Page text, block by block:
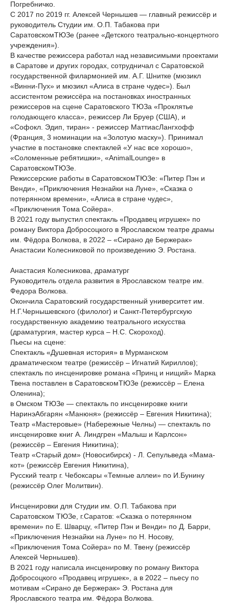
Погребничко.
С 2017 по 2019 гг. Алексей Чернышев — главный режиссёр и
руководитель Студии им. О.П. Табакова при
СаратовскомТЮЗе (ранее «Детского театрально-концертного
учреждения»).
В качестве режиссера работал над независимыми проектами
в Саратове и других городах, сотрудничал с Саратовской
государственной филармонией им. А.Г. Шнитке (мюзикл
«Винни-Пух» и мюзикл «Алиса в стране чудес»). Был
ассистентом режиссёра на постановках иностранных
режиссеров на сцене Саратовского ТЮЗа «Проклятье
голодающего класса», режиссер Ли Бруер (США), и
«Софокл. Эдип, тиран» - режиссер МаттиасЛангхофф
(Франция, 3 номинации на «Золотую маску»). Принимал
участие в постановке спектаклей «У нас все хорошо»,
«Соломенные ребятишки», «AnimalLounge» в
СаратовскомТЮЗе.
Режиссерские работы в СаратовскомТЮЗе: «Питер Пэн и
Венди», «Приключения Незнайки на Луне», «Сказка о
потерянном времени», «Алиса в стране чудес»,
«Приключения Тома Сойера».
В 2021 году выпустил спектакль «Продавец игрушек» по
роману Виктора Добросоцкого в Ярославском театре драмы
им. Фёдора Волкова, в 2022 – «Сирано де Бержерак»
Анастасии Колесниковой по произведению Э. Ростана.
Анастасия Колесникова, драматург
Руководитель отдела развития в Ярославском театре им.
Федора Волкова.
Окончила Саратовский государственный университет им.
Н.Г.Чернышевского (филолог) и Санкт-Петербургскую
государственную академию театрального искусства
(драматургия, мастер курса – Н.С. Скороход).
Пьесы на сцене:
Спектакль «Душевная история» в Мурманском
драматическом театре (режиссёр – Игнатий Кириллов);
спектакль по инсценировке романа «Принц и нищий» Марка
Твена поставлен в СаратовскомТЮЗе (режиссёр – Елена
Оленина);
в Омском ТЮЗе — спектакль по инсценировке книги
НаринэАбгарян «Манюня» (режиссёр – Евгения Никитина);
Театр «Мастеровые» (Набережные Челны) — спектакль по
инсценировке книг А. Линдгрен «Малыш и Карлсон»
(режиссёр – Евгения Никитина);
Театр «Старый дом» (Новосибирск) - Л. Сепульведа «Мама-
кот» (режиссёр Евгения Никитина),
Русский театр г. Чебоксары «Темные аллеи» по И.Бунину
(режиссёр Олег Молитвин).
Инсценировки для Студии им. О.П. Табакова при
Саратовском ТЮЗе, г.Саратов: «Сказка о потерянном
времени» по Е. Шварцу, «Питер Пэн и Венди» по Д. Барри,
«Приключения Незнайки на Луне» по Н. Носову,
«Приключения Тома Сойера» по М. Твену (режиссёр
Алексей Чернышев).
В 2021 году написала инсценировку по роману Виктора
Добросоцкого «Продавец игрушек», а в 2022 – пьесу по
мотивам «Сирано де Бержерак» Э. Ростана для
Ярославского театра им. Фёдора Волкова.